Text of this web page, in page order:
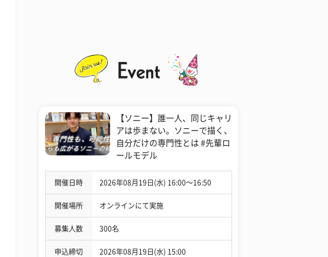
【ソニー】誰一人、同じキャリ
アは歩まない。ソニーで描く、
自分だけの専門性とは #先輩ロ
ールモデル
開催日時 2026年08月19日(水) 16:00〜16:50
開催場所 オンラインにて実施
募集人数 300名
申込締切 2026年08月19日(水) 15:00